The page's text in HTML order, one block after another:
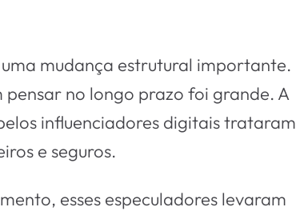
mudança estrutural importante.
pensar no longo prazo foi grande. A
influenciadores digitais trataram
e seguros.
esses especuladores levaram